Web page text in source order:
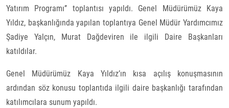
Yatırım Programı’’ toplantısı yapıldı. Genel Müdürümüz Kaya
Yıldız, başkanlığında yapılan toplantıya Genel Müdür Yardımcımız
Şadiye Yalçın, Murat Dağdeviren ile ilgili Daire Başkanları
katıldılar.
Genel Müdürümüz Kaya Yıldız’ın kısa açılış konuşmasının
ardından söz konusu toplantıda ilgili daire başkanlığı tarafından
katılımcılara sunum yapıldı.